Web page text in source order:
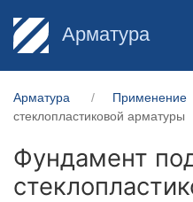
Арматура
Арматура Применение
стеклопластиковой арматуры
Фундамент